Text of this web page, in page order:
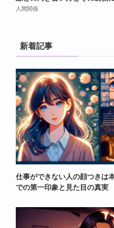
人間関係
新着記事
仕事ができない人の顔つきは
での第一印象と見た目の真実